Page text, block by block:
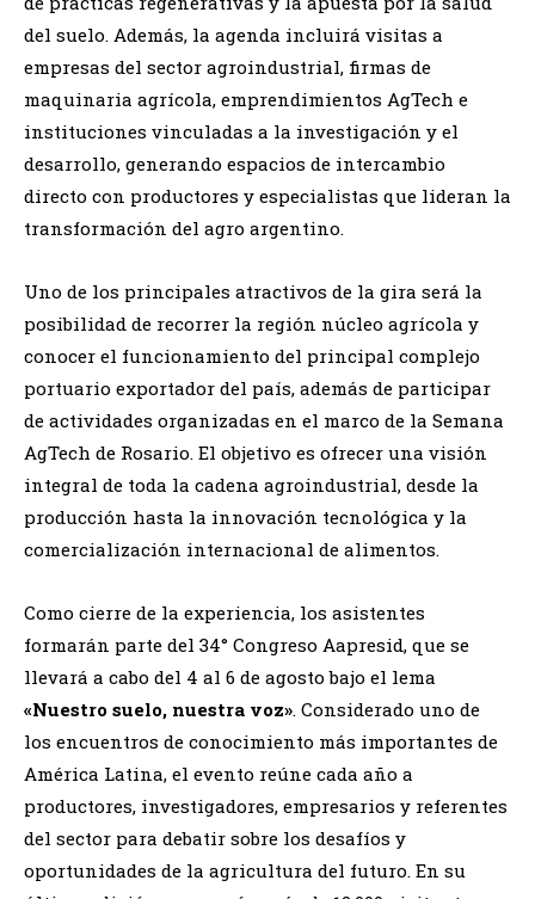
del suelo. Además, la agenda incluirá visitas a
empresas del sector agroindustrial, firmas de
maquinaria agrícola, emprendimientos AgTech e
instituciones vinculadas a la investigación y el
desarrollo, generando espacios de intercambio
directo con productores y especialistas que lideran la
transformación del agro argentino.
Uno de los principales atractivos de la gira será la
posibilidad de recorrer la región núcleo agrícola y
conocer el funcionamiento del principal complejo
portuario exportador del país, además de participar
de actividades organizadas en el marco de la Semana
AgTech de Rosario. El objetivo es ofrecer una visión
integral de toda la cadena agroindustrial, desde la
producción hasta la innovación tecnológica y la
comercialización internacional de alimentos.
Como cierre de la experiencia, los asistentes
formarán parte del 34° Congreso Aapresid, que se
llevará a cabo del 4 al 6 de agosto bajo el lema
«Nuestro suelo, nuestra voz». Considerado uno de
los encuentros de conocimiento más importantes de
América Latina, el evento reúne cada año a
productores, investigadores, empresarios y referentes
del sector para debatir sobre los desafíos y
oportunidades de la agricultura del futuro. En su